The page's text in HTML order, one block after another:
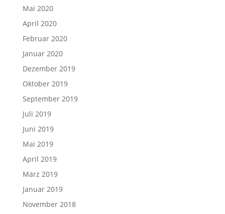
Mai 2020
April 2020
Februar 2020
Januar 2020
Dezember 2019
Oktober 2019
September 2019
Juli 2019
Juni 2019
Mai 2019
April 2019
März 2019
Januar 2019
November 2018